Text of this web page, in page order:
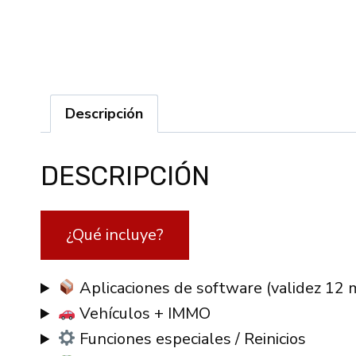
Descripción
DESCRIPCIÓN
¿Qué incluye?
Aplicaciones de software (validez 12
Vehículos + IMMO
Funciones especiales / Reinicios